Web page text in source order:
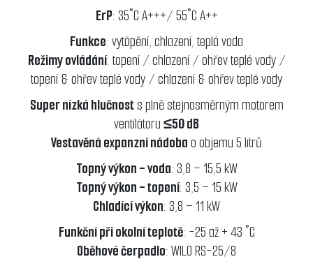
ErP: 35°C A+++/ 55°C A++
Funkce: vytápění, chlazení, teplá voda
Režimy ovládání: topení / chlazení / ohřev teplé vody /
topení & ohřev teplé vody / chlazení & ohřev teplé vody
Super nízká hlučnosts plně stejnosměrným motorem
ventilátoru≤50 dB
Vestavěná expanzní nádobao objemu 5 litrů
Topný výkon - voda: 3,8 – 15,5 kW
Topný výkon - topení: 3,5 – 15 kW
Chladící výkon: 3,8 – 11 kW
Funkční při okolní teplotě: -25 až + 43 °C
Oběhové čerpadlo: WILO RS-25/8